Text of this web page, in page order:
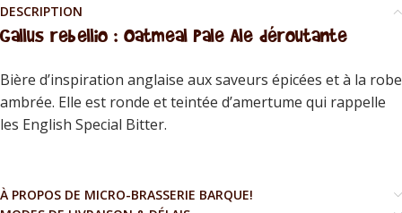
DESCRIPTION
Gallus rebellio : Oatmeal Pale Ale déroutante
Bière d’inspiration anglaise aux saveurs épicées et à la robe
ambrée. Elle est ronde et teintée d’amertume qui rappelle
les English Special Bitter.
À PROPOS DE MICRO-BRASSERIE BARQUE!